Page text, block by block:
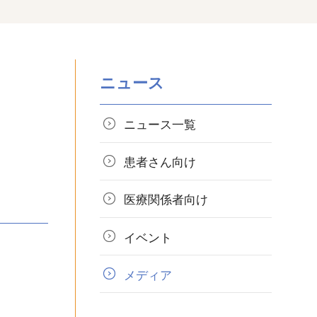
ニュース
ニュース一覧
患者さん向け
医療関係者向け
イベント
メディア